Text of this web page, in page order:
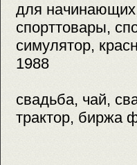
для
спорттовары,
симулятор,
1988
свадьба, чай,
трактор, биржа